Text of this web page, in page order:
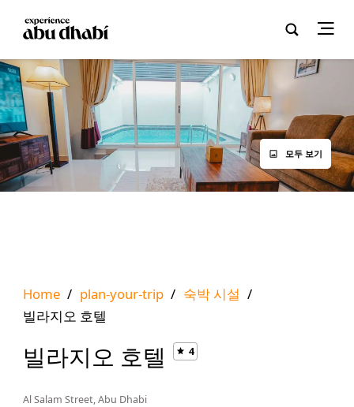
모두 보기
Home / plan-your-trip / 숙박 시설 /
빌라지오 호텔
빌라지오 호텔 4
Al Salam Street, Abu Dhabi